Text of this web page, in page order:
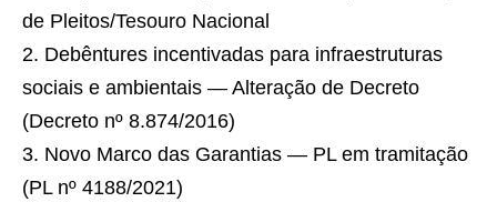
de Pleitos/Tesouro Nacional
Debêntures incentivadas para infraestruturas
sociais e ambientais — Alteração de Decreto
(Decreto nº 8.874/2016)
Novo Marco das Garantias — PL em tramitação
(PL nº 4188/2021)